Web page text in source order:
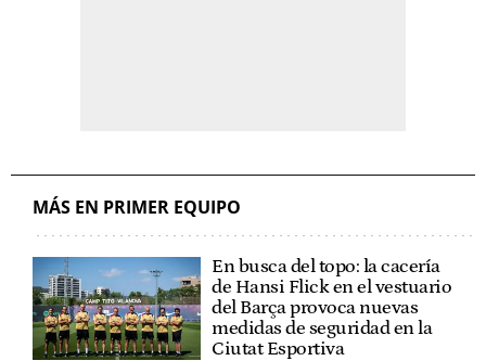
MÁS EN PRIMER EQUIPO
En busca del topo: la cacería
de Hansi Flick en el vestuario
del Barça provoca nuevas
medidas de seguridad en la
Ciutat Esportiva